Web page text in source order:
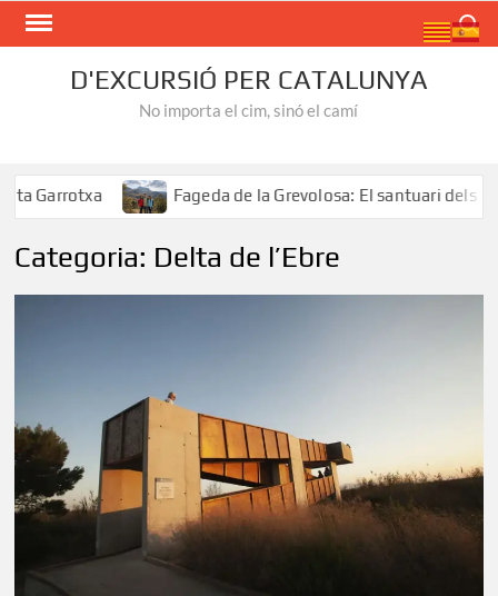
Skip
D'EXCURSIÓ PER CATALUNYA
No importa el cim, sinó el camí
Fageda de la Grevolosa: El santuari dels arbres
Categoria: Delta de l’Ebre